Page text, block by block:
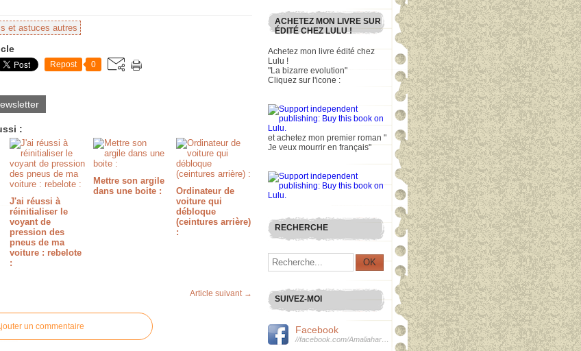
et astuces autres
Repost 0
:
J'ai réussi à
réinitialiser le
voyant de
pression des
pneus de ma
voiture : rebelote
:
Mettre son argile
dans une boite :
Ordinateur de
voiture qui
débloque
(ceintures arrière)
:
Article suivant →
un commentaire
ACHETEZ MON LIVRE SUR
ÉDITÉ CHEZ LULU !
Achetez mon livre édité chez
Lulu !
"La bizarre evolution"
Cliquez sur l'icone :
et achetez mon premier roman "
Je veux mourrir en français"
RECHERCHE
SUIVEZ-MOI
Facebook